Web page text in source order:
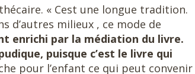
« Cest une longue tradition.
d’autres milieux , ce mode de
enrichi par la médiation du livre.
puisque c’est le livre qui
pour l’enfant ce qui peut convenir